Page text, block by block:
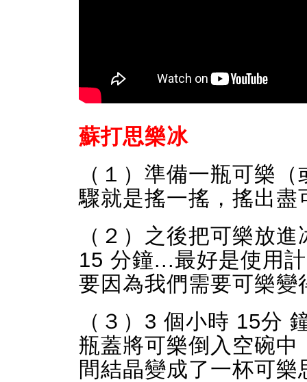
蘇打思樂冰
（１）準備一瓶可樂
驟就是搖一搖，搖出盡
（２）之後把可樂放
15 分鐘...最好是使用
要因為我們需要可樂
（３）3 個小時 15分
瓶蓋將可樂倒入空碗
間結晶變成了一杯可樂